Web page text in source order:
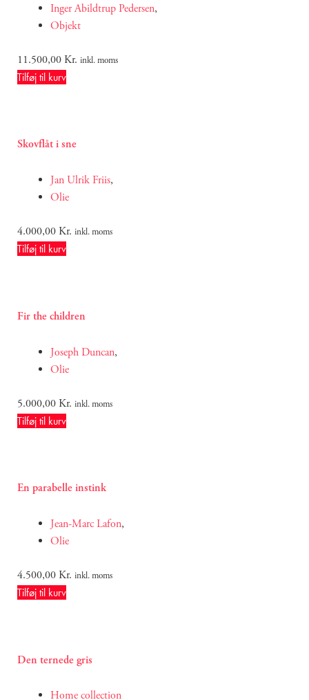
Inger Abildtrup Pedersen,
Objekt
11.500,00Kr. inkl. moms
Tilføj til kurv
Skovflåt i sne
Jan Ulrik Friis,
Olie
4.000,00Kr. inkl. moms
Tilføj til kurv
Fir the children
Joseph Duncan,
Olie
5.000,00Kr. inkl. moms
Tilføj til kurv
En parabelle instink
Jean-Marc Lafon,
Olie
4.500,00Kr. inkl. moms
Tilføj til kurv
Den ternede gris
Home collection